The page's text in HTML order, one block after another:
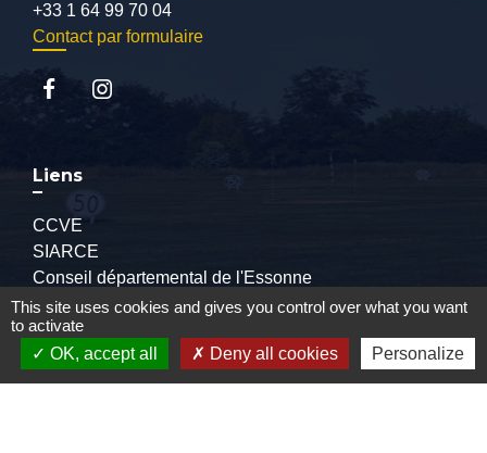
+33 1 64 99 70 04
Contact par formulaire
Liens
CCVE
SIARCE
Conseil départemental de l'Essonne
Préfecture de l'Essonne
Mentions légales Politique de confidentialité -
This site uses cookies and gives you control over what you want
to activate
OK, accept all
Deny all cookies Personalize